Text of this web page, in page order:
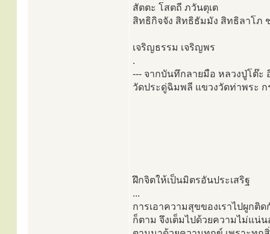
สัตตะ โสตถี ภวันตุเต
สิทธิกิจจัง สิทธิธัมมัง สิทธิลาโภ
เจริญธรรม เจริญพร
.
--- จากบันทึกลายมือ หลวงปู่โต๊
วัดประดู่ฉิมพลี แขวงวัดท่าพระ
ฝึกจิตให้เป็นมิตรอันประเสริฐ
...
การเอาความสุขของเราไปผูกติด
ก็ตาม จึงเต็มไปด้วยความไม่แน่